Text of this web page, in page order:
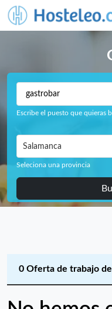
Escribe el puesto que quieras
Salamanca
Seleciona una provincia
0 Oferta de trabajo